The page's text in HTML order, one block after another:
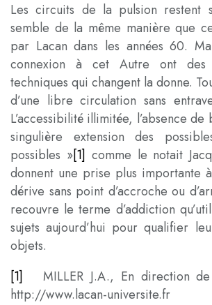
Les circuits de la pulsion restent
semble de la même manière que
par Lacan dans les années 60.
connexion à cet Autre ont des
techniques qui changent la donne.
d’une libre circulation sans
L’accessibilité illimitée, l’absence
singulière extension des
possibles »[1] comme le notait
donnent une prise plus importante
dérive sans point d’accroche ou
recouvre le terme d’addiction
sujets aujourd’hui pour qualifier
objets.
[1]
MILLER J.A., En direction de
http://www.lacan-universite.fr